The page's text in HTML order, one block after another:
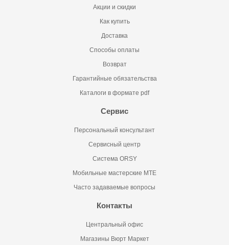
Акции и скидки
Как купить
Доставка
Способы оплаты
Возврат
Гарантийные обязательства
Каталоги в формате pdf
Сервис
Персональный консультант
Сервисный центр
Система ORSY
Мобильные мастерские MTE
Часто задаваемые вопросы
Контакты
Центральный офис
Магазины Вюрт Маркет